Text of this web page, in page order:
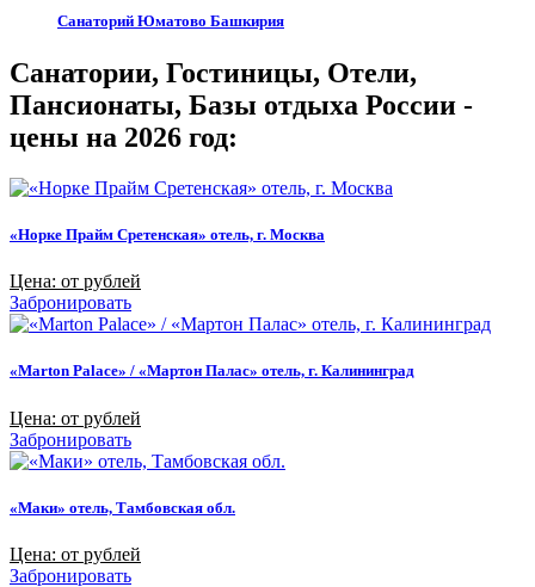
Санаторий Юматово Башкирия
Санатории, Гостиницы, Отели,
Пансионаты, Базы отдыха России -
цены на 2026 год:
«Норке Прайм Сретенская» отель, г. Москва
Цена: от рублей
Забронировать
«Marton Palace» / «Мартон Палас» отель, г. Калининград
Цена: от рублей
Забронировать
«Маки» отель, Тамбовская обл.
Цена: от рублей
Забронировать